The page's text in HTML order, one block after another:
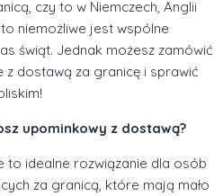
czy to w Niemczech, Anglii
niemożliwe jest wspólne
świąt. Jednak możesz zamówić
dostawą za granicę i sprawić
upominkowy z dostawą?
to idealne rozwiązanie dla osób
za granicą, które mają mało